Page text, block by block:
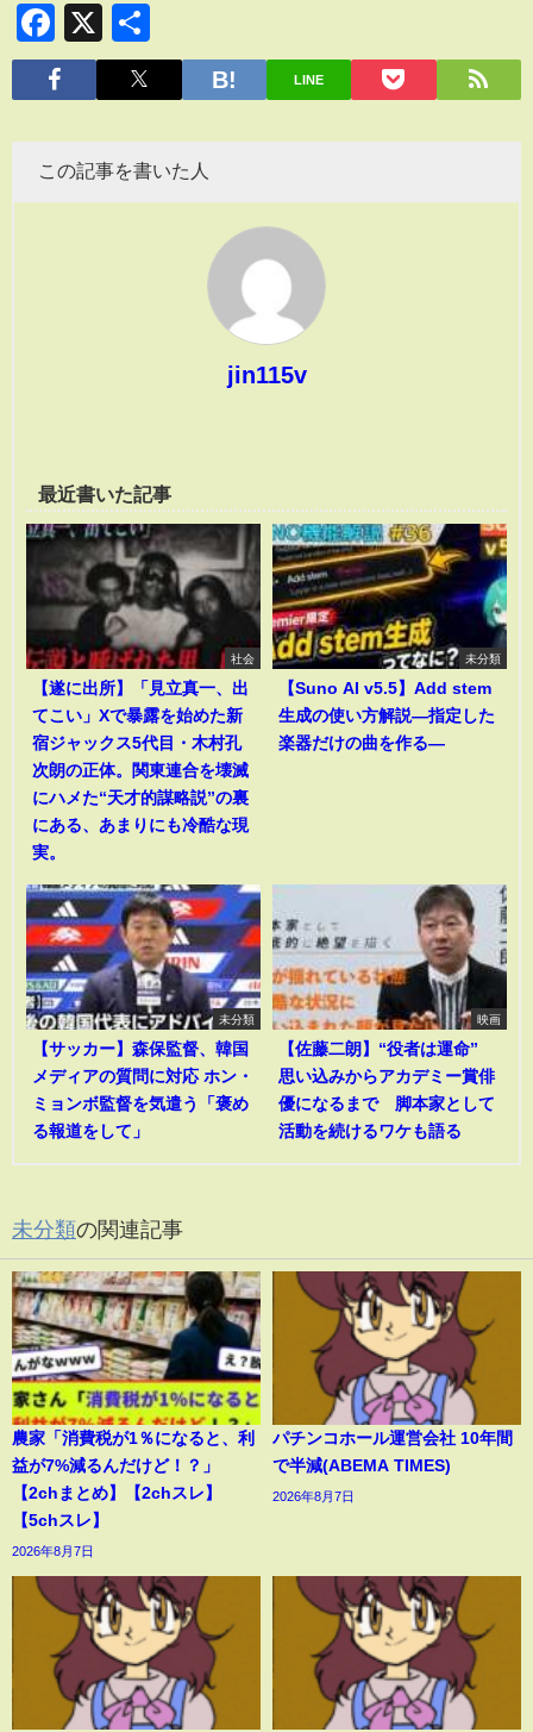
Facebook
X
有
LINE
この記事を書いた人
jin115v
最近書いた記事
社会
【遂に出所】「見立真一、出
てこい」Xで暴露を始めた新
宿ジャックス5代目・木村孔
次朗の正体。関東連合を壊滅
にハメた“天才的謀略説”の裏
にある、あまりにも冷酷な現
実。
未分類
【Suno AI v5.5】Add stem
生成の使い方解説―指定した
楽器だけの曲を作る―
未分類
【サッカー】森保監督、韓国
メディアの質問に対応 ホン・
ミョンボ監督を気遣う「褒め
る報道をして」
映画
【佐藤二朗】“役者は運命”
思い込みからアカデミー賞俳
優になるまで 脚本家として
活動を続けるワケも語る
未分類の関連記事
農家「消費税が1％になると、利
益が7%減るんだけど！？」
【2chまとめ】【2chスレ】
【5chスレ】
2026年8月7日
パチンコホール運営会社 10年間
で半減(ABEMA TIMES)
2026年8月7日